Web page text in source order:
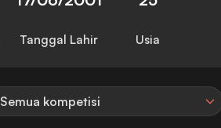
Tanggal Lahir Usia
Semua kompetisi